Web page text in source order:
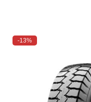
-13%